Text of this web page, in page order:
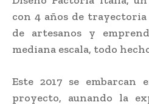
con 4 años de
de artesanos y
mediana escala, todo
Este 2017 se
proyecto, aunando la